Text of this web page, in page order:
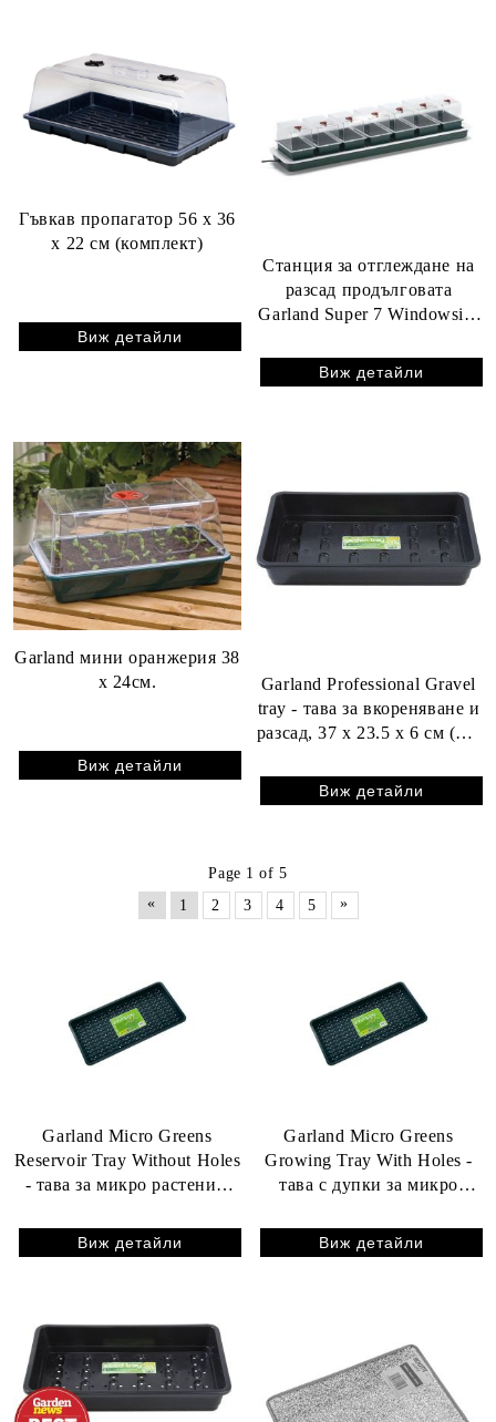
Гъвкав пропагатор 56 x 36
x 22 см (комплект)
Виж детайли
Станция за отглеждане на
разсад продълговата
Garland Super 7 Windowsilt,
Виж детайли
Garland мини оранжерия 38
x 24см.
Виж детайли
Garland Professional Gravel
tray - тава за вкореняване и
разсад, 37 x 23.5 х 6 см (без
Виж детайли
Page 1 of 5
«
1 2 3 4 5 »
Garland Micro Greens
Reservoir Tray Without Holes
- тава за микро растения,
Виж детайли
Garland Micro Greens
Growing Tray With Holes -
тава с дупки за микро
Виж детайли